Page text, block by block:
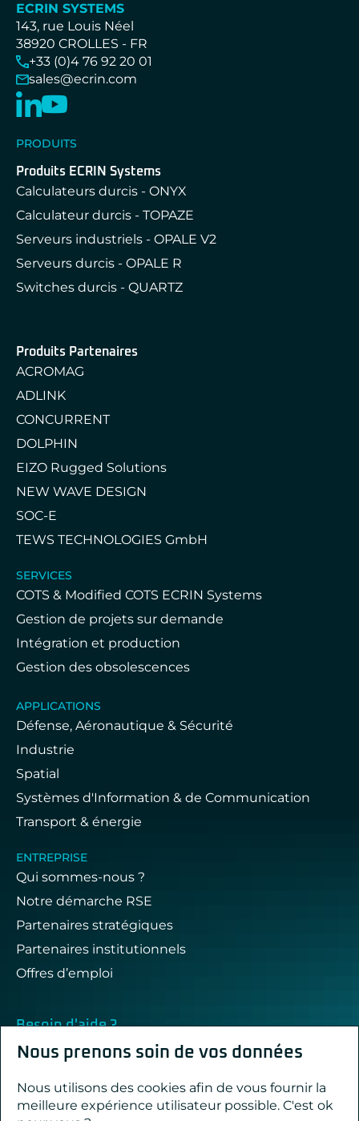
ECRIN SYSTEMS
143, rue Louis Néel
38920 CROLLES - FR
+33 (0)4 76 92 20 01
sales@ecrin.com
PRODUITS
Produits ECRIN Systems
Calculateurs durcis - ONYX
Calculateur durcis - TOPAZE
Serveurs industriels - OPALE V2
Serveurs durcis - OPALE R
Switches durcis - QUARTZ
Produits Partenaires
ACROMAG
ADLINK
CONCURRENT
DOLPHIN
EIZO Rugged Solutions
NEW WAVE DESIGN
SOC-E
TEWS TECHNOLOGIES GmbH
SERVICES
COTS & Modified COTS ECRIN Systems
Gestion de projets sur demande
Intégration et production
Gestion des obsolescences
APPLICATIONS
Défense, Aéronautique & Sécurité
Industrie
Spatial
Systèmes d'Information & de Communication
Transport & énergie
ENTREPRISE
Qui sommes-nous ?
Notre démarche RSE
Partenaires stratégiques
Partenaires institutionnels
Offres d’emploi
Besoin d'aide ?
Nous répondons à vos questions !
Contact & support
Nous prenons soin de vos données
Nous utilisons des cookies afin de vous fournir la
meilleure expérience utilisateur possible. C'est ok